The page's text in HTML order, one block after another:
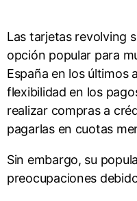
Las tarjetas revolving
opción popular para
España en los últimos
flexibilidad en los
realizar compras a
pagarlas en cuotas
Sin embargo, su
preocupaciones